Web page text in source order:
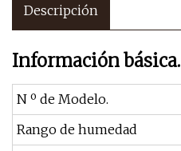
Descripción
Información básica.
N º de Modelo.
Rango de humedad